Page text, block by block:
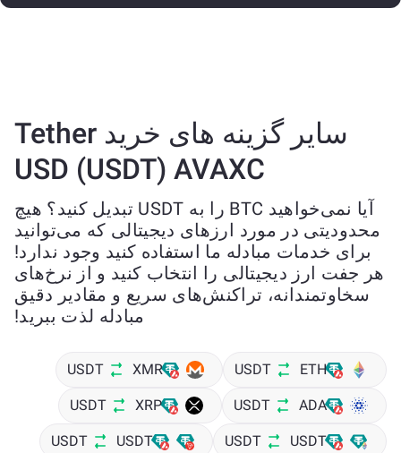
سایر گزینه های خرید Tether
USD (USDT) AVAXC
آیا نمی‌خواهید BTC را به USDT تبدیل کنید؟ هیچ
محدودیتی در مورد ارزهای دیجیتالی که می‌توانید
برای خدمات مبادله ما استفاده کنید وجود ندارد!
هر جفت ارز دیجیتالی را انتخاب کنید و از نرخ‌های
سخاوتمندانه، تراکنش‌های سریع و مقادیر دقیق
مبادله لذت ببرید!
ETH
USDT
XMR
USDT
ADA
USDT
XRP
USDT
USDT
USDT
USDT
USDT